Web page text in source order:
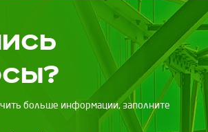
больше информации, заполните